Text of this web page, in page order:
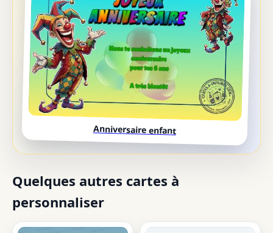
Anniversaire enfant
Quelques autres cartes à
personnaliser